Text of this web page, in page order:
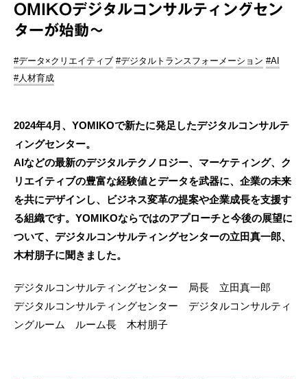
OMIKOデジタルコンサルティングセン
ターが始動～
#データ×クリエイティブ #デジタルトランスフォーメーション #AI
#人材育成
2024年4月、YOMIKOで新たに発足したデジタルコンサルテ
ィングセンター。
AIなどの最新のデジタルテクノロジー、マーケティング、ク
リエイティブの豊富な経験値とデータを武器に、企業の未来
を共にデザインし、ビジネス変革の提案や企業成長を支援す
る組織です。YOMIKOならではのアプローチと今後の展望に
ついて、デジタルコンサルティングセンターの立田真一郎、
木村朋子に聞きました。
デジタルコンサルティングセンター 局長 立田真一郎
デジタルコンサルティングセンター デジタルコンサルティ
ングルーム ルーム長 木村朋子